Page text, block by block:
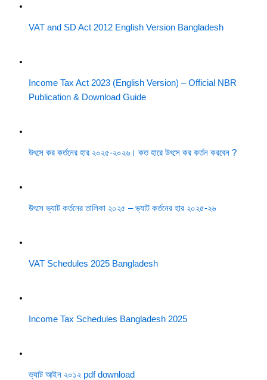
VAT and SD Act 2012 English Version Bangladesh
Income Tax Act 2023 (English Version) – Official NBR
Publication & Download Guide
উৎসে কর কর্তনের হার ২০২৫-২০২৬। কত হারে উৎসে কর কর্তন করবেন ?
উৎসে ভ্যাট কর্তনের তালিকা ২০২৫ – ভ্যাট কর্তনের হার ২০২৫-২৬
VAT Schedules 2025 Bangladesh
Income Tax Schedules Bangladesh 2025
ভ্যাট আইন ২০১২ pdf download